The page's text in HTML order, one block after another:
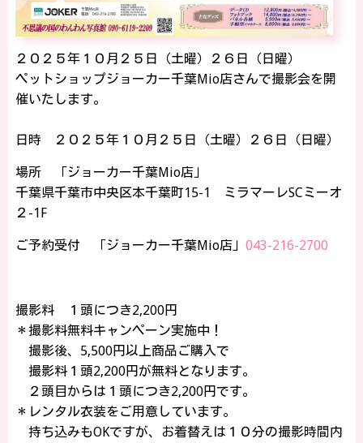
２０２５年１０月２５日（土曜）２６日（日曜）
ペットショップジョーカー千葉Mio店さんで撮影会を開
催いたします。
日時 ２０２５年１０月２５日（土曜）２６日（日曜）
場所 「ジョーカー千葉Mio店」
千葉県千葉市中央区本千葉町15-1 ミラマーレSCミーオ
２-1F
ご予約受付 「ジョーカー千葉Mio店」 043-216-2700
撮影料 １頭につき2,200円
＊撮影料無料キャンペーン実施中！
撮影後、5,500円以上商品ご購入で
撮影料１頭2,200円が無料となります。
２頭目からは１頭につき2,200円です。
＊レンタル衣装をご用意しています。
持ち込みもOKですが、お着替えは１０分の撮影時間内